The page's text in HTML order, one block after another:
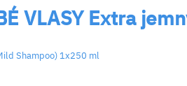
VLASY Extra
Shampoo) 1x250 ml